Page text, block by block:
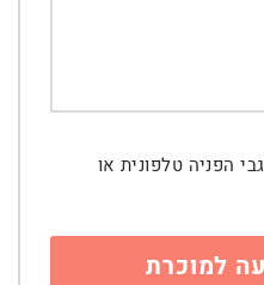
הפניה טלפונית או